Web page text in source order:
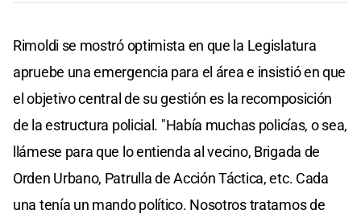
Rimoldi se mostró optimista en que la Legislatura
apruebe una emergencia para el área e insistió en que
el objetivo central de su gestión es la recomposición
de la estructura policial. "Había muchas policías, o sea,
llámese para que lo entienda al vecino, Brigada de
Orden Urbano, Patrulla de Acción Táctica, etc. Cada
una tenía un mando político. Nosotros tratamos de